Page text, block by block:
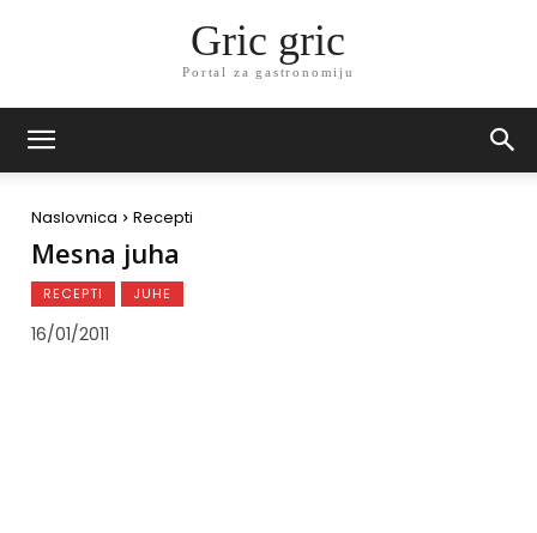
Gric gric
Portal za gastronomiju
Naslovnica Recepti
Mesna juha
RECEPTI JUHE
16/01/2011